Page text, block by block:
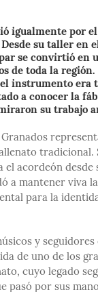
igualmente por
su taller en
se convirtió en
de toda la región.
instrumento era
a conocer la
su trabajo
tradicional.
el acordeón desde
a mantener viva
para la
y
de uno de los
cuyo legado
pasó por sus